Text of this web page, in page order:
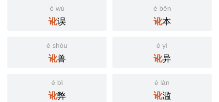
é wù
讹误
é běn
讹本
é shòu
讹兽
é yì
讹异
é bì
讹弊
é làn
讹滥